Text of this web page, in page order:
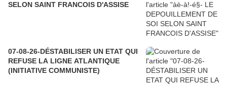
SELON SAINT FRANCOIS D'ASSISE
07-08-26-DÉSTABILISER UN ETAT QUI
REFUSE LA LIGNE ATLANTIQUE
(INITIATIVE COMMUNISTE)